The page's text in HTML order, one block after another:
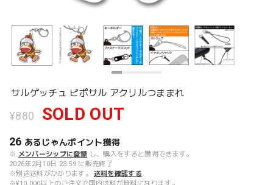
サルゲッチュ ピポサル アクリルつままれ
¥880 SOLD OUT
26 あるじゃんポイント獲得
※ メンバーシップに登録 し、購入をすると獲得できます。
2026年2月10日 23:59 に販売終了
※別途送料がかかります。
送料を確認する
※¥10,000以上のご注文で国内送料が無料になります。